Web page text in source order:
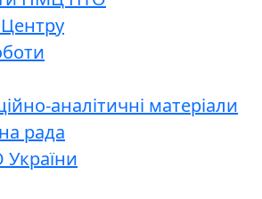
аналітичні матеріали
рада